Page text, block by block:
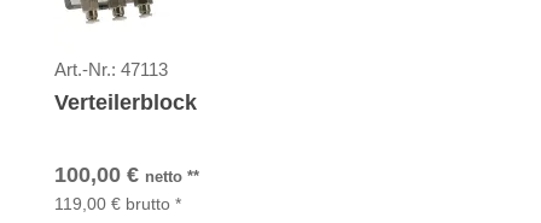
Art.-Nr.: 47113
Verteilerblock
100,00 € netto **
119,00 € brutto *